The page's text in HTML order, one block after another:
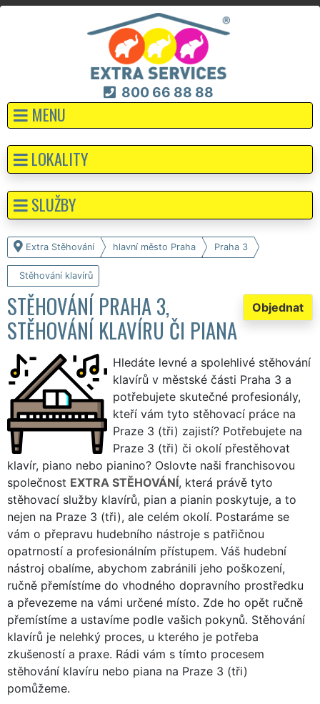
800 66 88 88
MENU
Extra Stěhování hlavní město Praha Praha 3
Stěhování klavírů
Objednat
STĚHOVÁNÍ PRAHA 3,
STĚHOVÁNÍ KLAVÍRU ČI PIANA
Hledáte levné a spolehlivé stěhování
klavírů v městské části Praha 3 a
potřebujete skutečné profesionály,
kteří vám tyto stěhovací práce na
Praze 3 (tři) zajistí? Potřebujete na
Praze 3 (tři) či okolí přestěhovat
klavír, piano nebo pianino? Oslovte naši franchisovou
společnost EXTRA STĚHOVÁNÍ, která právě tyto
stěhovací služby klavírů, pian a pianin poskytuje, a to
nejen na Praze 3 (tři), ale celém okolí. Postaráme se
vám o přepravu hudebního nástroje s patřičnou
opatrností a profesionálním přístupem. Váš hudební
nástroj obalíme, abychom zabránili jeho poškození,
ručně přemístíme do vhodného dopravního prostředku
a převezeme na vámi určené místo. Zde ho opět ručně
přemístíme a ustavíme podle vašich pokynů. Stěhování
klavírů je nelehký proces, u kterého je potřeba
zkušeností a praxe. Rádi vám s tímto procesem
stěhování klavíru nebo piana na Praze 3 (tři)
pomůžeme.
LOKALITY
SLUŽBY